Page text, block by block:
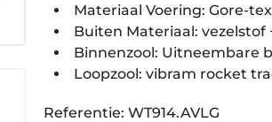
Materiaal Voering: Gore-
Buiten Materiaal: vezelstof
Binnenzool: Uitneembare
Loopzool: vibram rocket
Referentie: WT914.AVLG